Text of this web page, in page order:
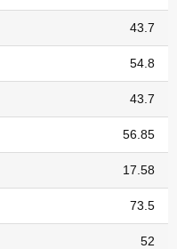
43.7
54.8
43.7
56.85
17.58
73.5
52